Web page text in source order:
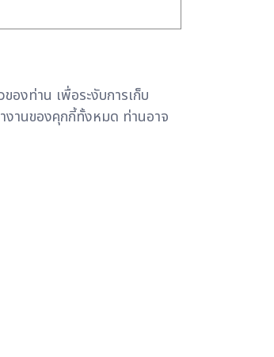
องท่าน เพื่อระงับการเก็บ
งานของคุกกี้ทั้งหมด ท่านอาจ